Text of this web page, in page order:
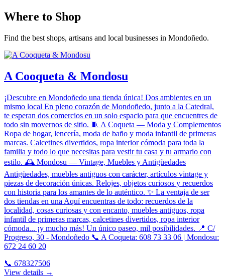
Where to Shop
Find the best shops, artisans and local businesses in Mondoñedo.
A Cooqueta & Mondosu
¡Descubre en Mondoñedo una tienda única! Dos ambientes en un
mismo local En pleno corazón de Mondoñedo, junto a la Catedral,
te esperan dos comercios en un solo espacio para que encuentres de
todo sin movernos de sitio. 🧵 A Coqueta — Moda y Complementos
Ropa de hogar, lencería, moda de baño y moda infantil de primeras
marcas. Calcetines divertidos, ropa interior cómoda para toda la
familia y todo lo que necesitas para vestir tu casa y tu armario con
estilo. 🕰️ Mondosu — Vintage, Muebles y Antigüedades
Antigüedades, muebles antiguos con carácter, artículos vintage y
piezas de decoración únicas. Relojes, objetos curiosos y recuerdos
con historia para los amantes de lo auténtico. ✨ La ventaja de ser
dos tiendas en una Aquí encuentras de todo: recuerdos de la
localidad, cosas curiosas y con encanto, muebles antiguos, ropa
infantil de primeras marcas, calcetines divertidos, ropa interior
cómoda... ¡y mucho más! Un único paseo, mil posibilidades. 📍 C/
Progreso, 30 - Mondoñedo 📞 A Coqueta: 608 73 33 06 | Mondosu:
672 24 60 20
📞 678327506
View details →